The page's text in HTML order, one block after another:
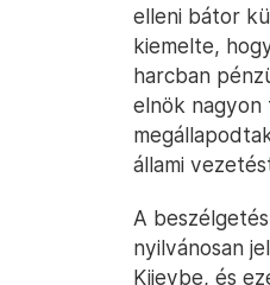
elleni bátor
kiemelte,
harcban
elnök nagyon
állami
A
nyilvánosan
Kijevbe, és